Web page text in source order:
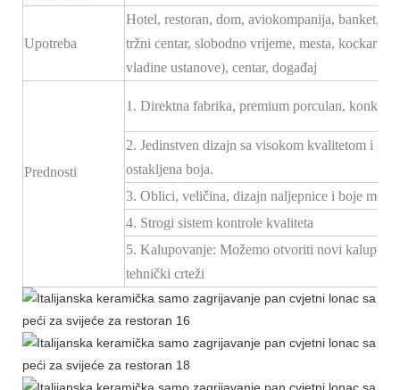
Upotreba
Hotel, restoran, dom, aviokompanija, banket,
tržni centar, slobodno vrijeme, mesta,
vladine ustanove), centar, događaj
Prednosti
1. Direktna fabrika, premium porculan,
2. Jedinstven dizajn sa visokom kvalitetom i
ostakljena boja.
3. Oblici, veličina, dizajn naljepnice i boje
4. Strogi sistem kontrole kvaliteta
5. Kalupovanje: Možemo otvoriti novi kalup
tehnički crteži